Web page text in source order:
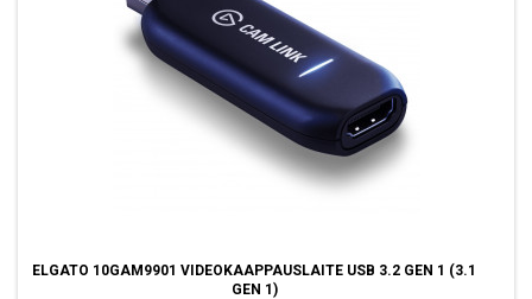
ELGATO 10GAM9901 VIDEOKAAPPAUSLAITE USB 3.2 GEN 1 (3.1
GEN 1)